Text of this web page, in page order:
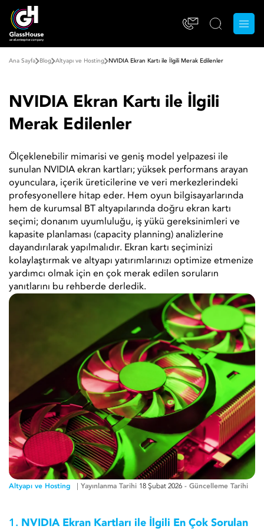
Ana Sayfa Blog Altyapı ve Hosting NVIDIA Ekran Kartı ile İlgili Merak Edilenler
NVIDIA Ekran Kartı ile İlgili
Merak Edilenler
Ölçeklenebilir mimarisi ve geniş model yelpazesi ile
sunulan NVIDIA ekran kartları; yüksek performans arayan
oyunculara, içerik üreticilerine ve veri merkezlerindeki
profesyonellere hitap eder. Hem oyun bilgisayarlarında
hem de kurumsal BT altyapılarında doğru ekran kartı
seçimi; donanım uyumluluğu, iş yükü gereksinimleri ve
kapasite planlaması (capacity planning) analizlerine
dayandırılarak yapılmalıdır. Ekran kartı seçiminizi
kolaylaştırmak ve altyapı yatırımlarınızı optimize etmenize
yardımcı olmak için en çok merak edilen soruların
yanıtlarını bu rehberde derledik.
Altyapı ve Hosting Yayınlanma Tarihi 18 Şubat 2026 - Güncelleme Tarihi
1. NVIDIA Ekran Kartları ile İlgili En Çok Sorulan